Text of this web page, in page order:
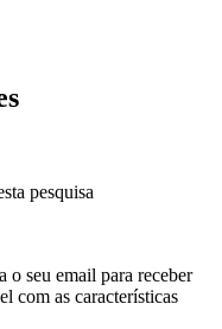
pesquisa
o seu email para receber
com as características